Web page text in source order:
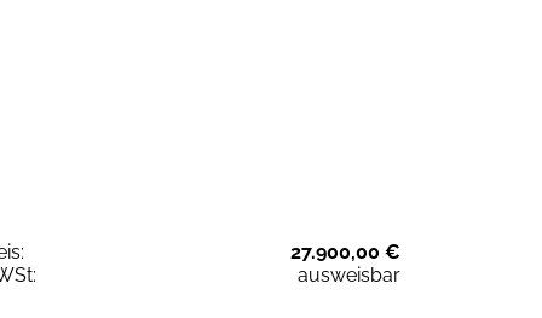
27.900,00 €
ausweisbar